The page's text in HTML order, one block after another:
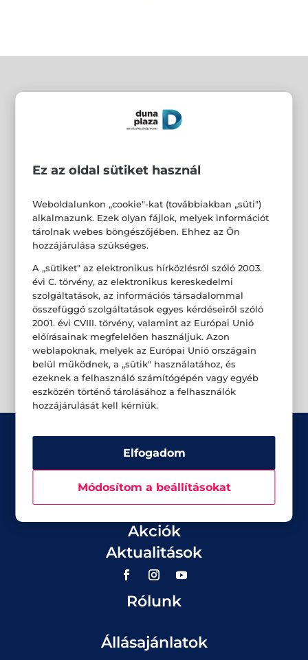
Üzletek
Akciók
Aktualitások
Rólunk
Állásajánlatok
Ez az oldal sütiket használ
Weboldalunkon „cookie"-kat (továbbiakban „süti")
alkalmazunk. Ezek olyan fájlok, melyek információt
tárolnak webes böngészőjében. Ehhez az Ön
hozzájárulása szükséges.
A „sütiket" az elektronikus hírközlésről szóló 2003.
évi C. törvény, az elektronikus kereskedelmi
szolgáltatások, az információs társadalommal
összefüggő szolgáltatások egyes kérdéseiről szóló
2001. évi CVIII. törvény, valamint az Európai Unió
előírásainak megfelelően használjuk. Azon
weblapoknak, melyek az Európai Unió országain
belül működnek, a „sütik" használatához, és
ezeknek a felhasználó számítógépén vagy egyéb
eszközén történő tárolásához a felhasználók
hozzájárulását kell kérniük.
Elfogadom
Módosítom a beállításokat